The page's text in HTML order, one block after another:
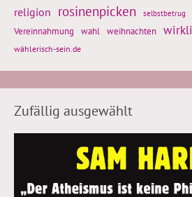
religion rosinenpicken selbstbetrug
Vereinnahmung wahl weihnachten
wählerisch-sein.de
Zufällig ausgewählt